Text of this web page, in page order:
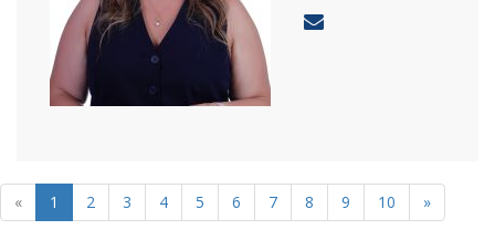
« 1 2 3 4 5 6 7 8 9 10 »